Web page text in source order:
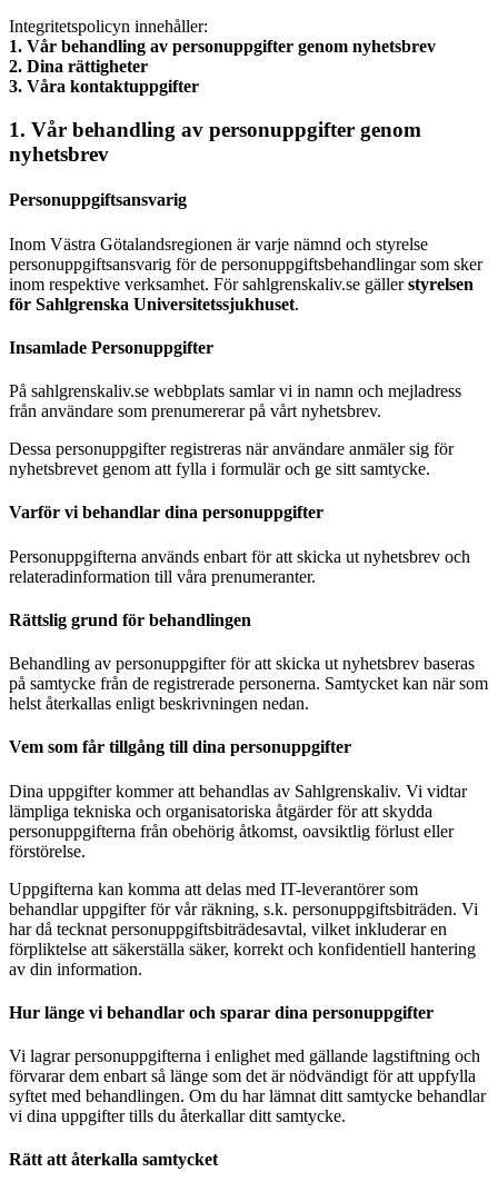
Integritetspolicyn innehåller:
1. Vår behandling av personuppgifter genom nyhetsbrev
2. Dina rättigheter
3. Våra kontaktuppgifter
1. Vår behandling av personuppgifter genom
nyhetsbrev
Personuppgiftsansvarig
Inom Västra Götalandsregionen är varje nämnd och styrelse
personuppgiftsansvarig för de personuppgiftsbehandlingar som sker
inom respektive verksamhet. För sahlgrenskaliv.se gällerstyrelsen
för Sahlgrenska Universitetssjukhuset.
Insamlade Personuppgifter
På sahlgrenskaliv.se webbplats samlar vi in namn och mejladress
från användare som prenumererar på vårt nyhetsbrev.
Dessa personuppgifter registreras när användare anmäler sig för
nyhetsbrevet genom att fylla i formulär och ge sitt samtycke.
Varför vi behandlar dina personuppgifter
Personuppgifterna används enbart för att skicka ut nyhetsbrev och
relateradinformation till våra prenumeranter.
Rättslig grund för behandlingen
Behandling av personuppgifter för att skicka ut nyhetsbrev baseras
på samtycke från de registrerade personerna. Samtycket kan när som
helst återkallas enligt beskrivningen nedan.
Vem som får tillgång till dina personuppgifter
Dina uppgifter kommer att behandlas av Sahlgrenskaliv. Vi vidtar
lämpliga tekniska och organisatoriska åtgärder för att skydda
personuppgifterna från obehörig åtkomst, oavsiktlig förlust eller
förstörelse.
Uppgifterna kan komma att delas med IT-leverantörer som
behandlar uppgifter för vår räkning, s.k. personuppgiftsbiträden. Vi
har då tecknat personuppgiftsbiträdesavtal, vilket inkluderar en
förpliktelse att säkerställa säker, korrekt och konfidentiell hantering
av din information.
Hur länge vi behandlar och sparar dina personuppgifter
Vi lagrar personuppgifterna i enlighet med gällande lagstiftning och
förvarar dem enbart så länge som det är nödvändigt för att uppfylla
syftet med behandlingen. Om du har lämnat ditt samtycke behandlar
vi dina uppgifter tills du återkallar ditt samtycke.
Rätt att återkalla samtycket